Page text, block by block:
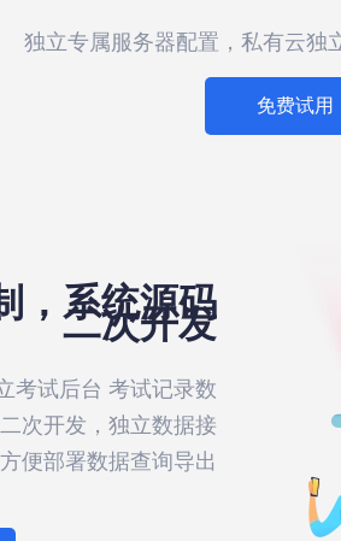
独立专属服务器配置，私有云独
免费试用
，系统源码
二次开发
考试后台 考试记录数
次开发，独立数据接
便部署数据查询导出